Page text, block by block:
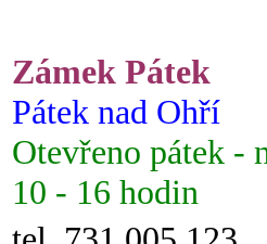
Zámek Pátek
Pátek nad Ohří
Otevřeno pátek -
10 - 16 hodin